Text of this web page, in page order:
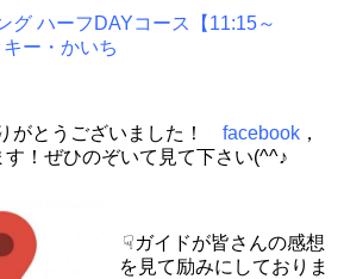
グ ハーフDAYコース【11:15～
ー・かいち
がとうございました！ facebook ，
す！ぜひのぞいて見て下さい(^^♪
☟ガイドが皆さんの感想
を見て励みにしておりま